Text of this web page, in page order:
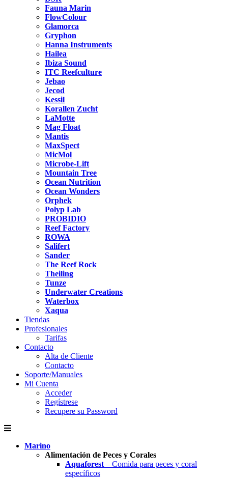
Fauna Marin
FlowColour
Glamorca
Gryphon
Hanna Instruments
Hailea
Ibiza Sound
ITC Reefculture
Jebao
Jecod
Kessil
Korallen Zucht
LaMotte
Mag Float
Mantis
MaxSpect
MicMol
Microbe-Lift
Mountain Tree
Ocean Nutrition
Ocean Wonders
Orphek
Polyp Lab
PROBIDIO
Reef Factory
ROWA
Salifert
Sander
The Reef Rock
Theiling
Tunze
Underwater Creations
Waterbox
Xaqua
Tiendas
Profesionales
Tarifas
Contacto
Alta de Cliente
Contacto
Soporte/Manuales
Mi Cuenta
Acceder
Regístrese
Recupere su Password
Marino
Alimentación de Peces y Corales
Aquaforest – Comida para peces y coral
específicos